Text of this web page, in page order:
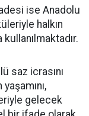
ise Anadolu
halkın
saz icrasını
gelecek